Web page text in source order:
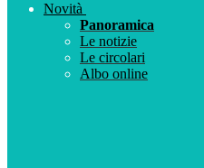
Novità
Panoramica
Le notizie
Le circolari
Albo online